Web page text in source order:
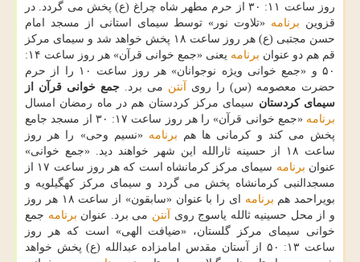
روز ساعت ۱۱: ۳۰ از حرم مطهر شاه چراغ (ع) پخش می گردد. در
قزوین برنامه «تلاوت نور» توسط سیمای استانی از مسجد امام
حسن مجتبی (ع) هر روز ساعت ۱۸ پخش خواهد شد و سیمای مركز
قم هم دو عنوان برنامه
یعنی «جمع خوانی قرآن» هر روز ساعت ۱۴:
۵۰ و «جمع خوانی ویژه نوجوانان» هر روز ساعت ۱۰ را از حرم
حضرت معصومه (س) را روی
آنتن می برد. جمع خوانی قرآن از
سیمای كردستان سیمای مركز كردستان هم در ماه رمضان امسال
برنامه
«جمع خوانی قرآن» را هر روز ساعت ۱۷: ۳۰ از مسجد جامع
پخش می كند و كرمانی ها هم برنامه «نسیم وحی» را هر روز
ساعت ۱۸ از حسینه ثارالله این شهر خواهند دید. «جمع خوانی»
عنوان برنامه
سیمای مركز كرمانشاه است كه هر روز ساعت ۱۷ از
مسجدالنبی كرمانشاه پخش می گردد و سیمای مركز كهگیلویه و
بویراحمد هم برنامه
ای را با عنوان «سابقون» از ساعت ۱۸ هر روز
و از محل حسینیه ثالله یاسوج روی
آنتن می برد. عنوان برنامه جمع
خوانی سیمای مركز گلستان، «ضیافت الهی» است كه هر روز
ساعت ۱۳: ۵۰ از آستان مقدس امامزاده عبدالله (ع) پخش خواهد